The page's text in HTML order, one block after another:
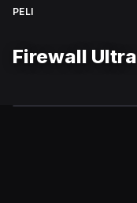
PELI
Firewall Ultra